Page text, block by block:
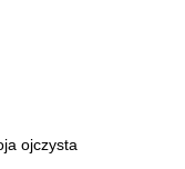
ojczysta